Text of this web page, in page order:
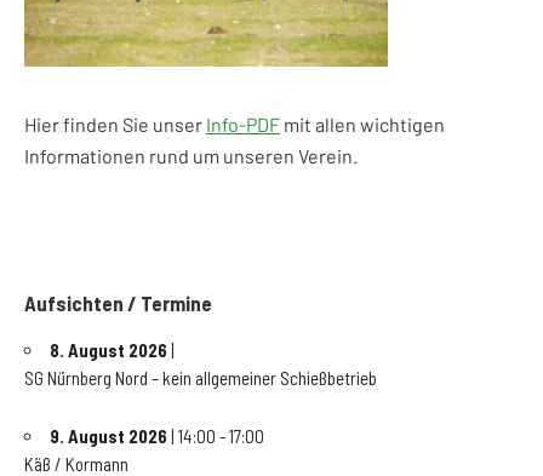
Hier finden Sie unser Info-PDF mit allen wichtigen
Informationen rund um unseren Verein.
Aufsichten / Termine
8. August 2026 |
SG Nürnberg Nord – kein allgemeiner Schießbetrieb
9. August 2026 | 14:00 - 17:00
Käß / Kormann